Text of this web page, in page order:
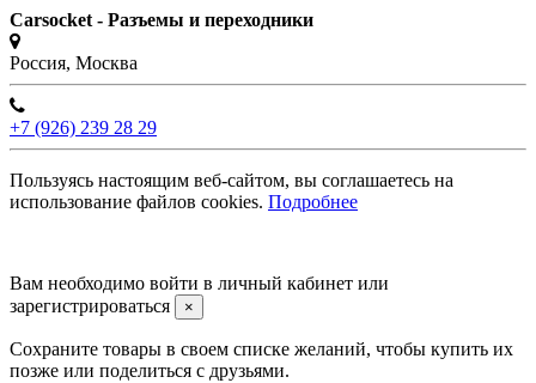
Carsocket - Разъемы и переходники
Россия, Москва
+7 (926) 239 28 29
Пользуясь настоящим веб-сайтом, вы соглашаетесь на
использование файлов cookies. Подробнее
Вам необходимо войти в личный кабинет или
зарегистрироваться
×
Сохраните товары в своем списке желаний, чтобы купить их
позже или поделиться с друзьями.